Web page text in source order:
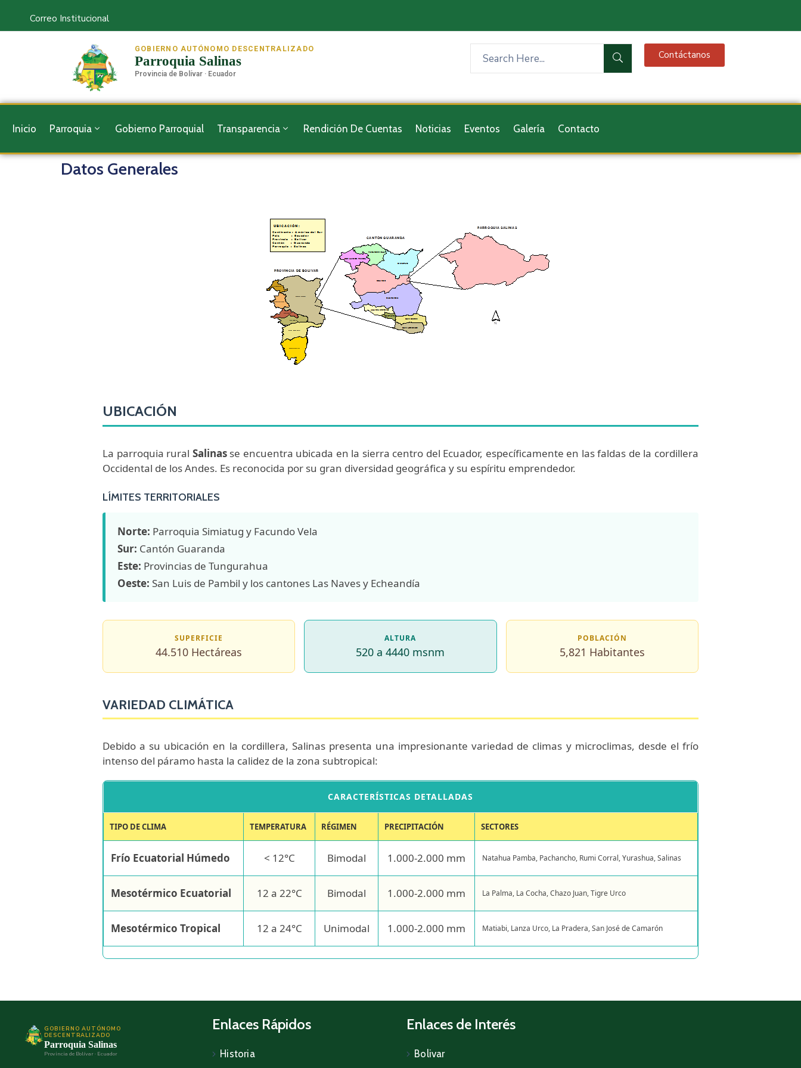
Correo Institucional
GOBIERNO AUTÓNOMO DESCENTRALIZADO
Parroquia Salinas
Provincia de Bolívar · Ecuador
Contáctanos
Inicio Parroquia Gobierno Parroquial Transparencia Rendición De Cuentas Noticias Eventos Galería Contacto
Datos Generales
UBICACIÓN
La parroquia rural Salinasse encuentra ubicada en la sierra centro del Ecuador, específicamente en las faldas de la cordillera
Occidental de los Andes. Es reconocida por su gran diversidad geográfica y su espíritu emprendedor.
LÍMITES TERRITORIALES
Norte: Parroquia Simiatug y Facundo Vela
Sur: Cantón Guaranda
Este: Provincias de Tungurahua
Oeste: San Luis de Pambil y los cantones Las Naves y Echeandía
SUPERFICIE
44.510 Hectáreas
ALTURA
520 a 4440 msnm
POBLACIÓN
5,821 Habitantes
VARIEDAD CLIMÁTICA
Debido a su ubicación en la cordillera, Salinas presenta una impresionante variedad de climas y microclimas, desde el frío
intenso del páramo hasta la calidez de la zona subtropical:
CARACTERÍSTICAS DETALLADAS
TIPO DE CLIMA TEMPERATURA RÉGIMEN PRECIPITACIÓN SECTORES
Frío Ecuatorial Húmedo < 12°C Bimodal 1.000-2.000 mm Natahua Pamba, Pachancho, Rumi Corral, Yurashua, Salinas
Mesotérmico Ecuatorial 12 a 22°C Bimodal 1.000-2.000 mm La Palma, La Cocha, Chazo Juan, Tigre Urco
Mesotérmico Tropical 12 a 24°C Unimodal 1.000-2.000 mm Matiabi, Lanza Urco, La Pradera, San José de Camarón
GOBIERNO AUTÓNOMO
DESCENTRALIZADO
Parroquia Salinas
Provincia de Bolívar · Ecuador
Enlaces Rápidos
Historia
Enlaces de Interés
Bolivar